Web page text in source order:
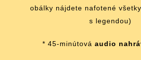
obálky nájdete nafotené
s legendou)
* 45-minútová audio